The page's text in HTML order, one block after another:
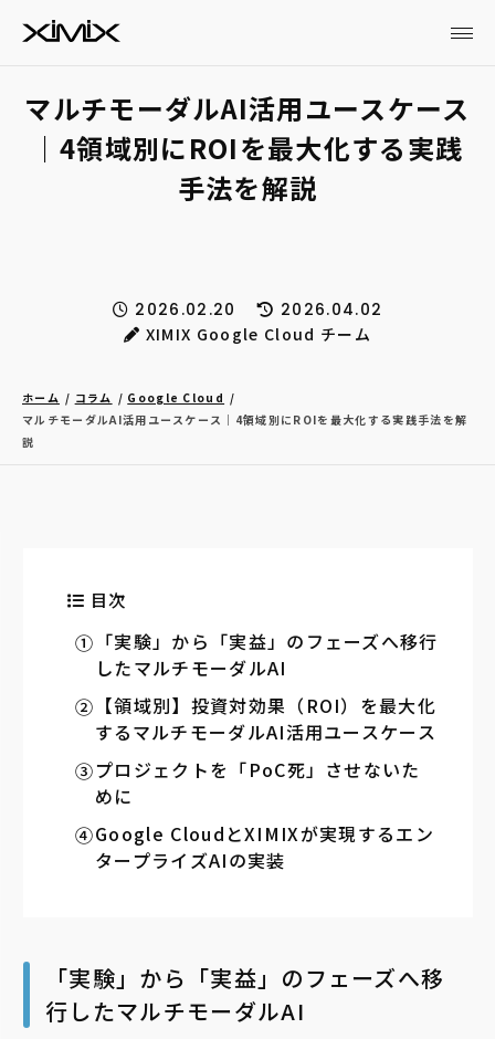
マルチモーダルAI活用ユースケース
｜4領域別にROIを最大化する実践
手法を解説
2026.02.20
2026.04.02
XIMIX Google Cloud チーム
ホーム コラム
Google Cloud
マルチモーダルAI活用ユースケース｜4領域別にROIを最大化する実践手法を解
説
目次
「実験」から「実益」のフェーズへ移行
したマルチモーダルAI
【領域別】投資対効果（ROI）を最大化
するマルチモーダルAI活用ユースケース
プロジェクトを「PoC死」させないた
めに
Google CloudとXIMIXが実現するエン
タープライズAIの実装
「実験」から「実益」のフェーズへ移
行したマルチモーダルAI